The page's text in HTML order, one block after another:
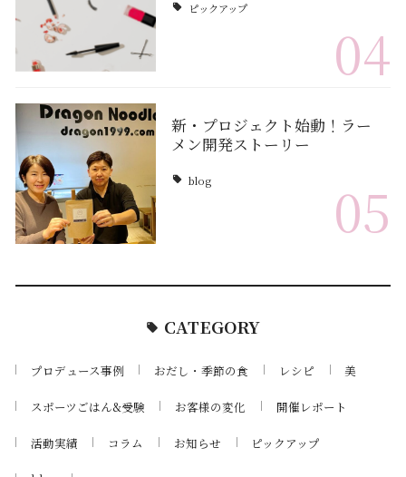
ピックアップ
04
新・プロジェクト始動！ラー
メン開発ストーリー
blog 05
CATEGORY
プロデュース事例 おだし・季節の食 レシピ 美
スポーツごはん&受験 お客様の変化 開催レポート
活動実績 コラム お知らせ ピックアップ